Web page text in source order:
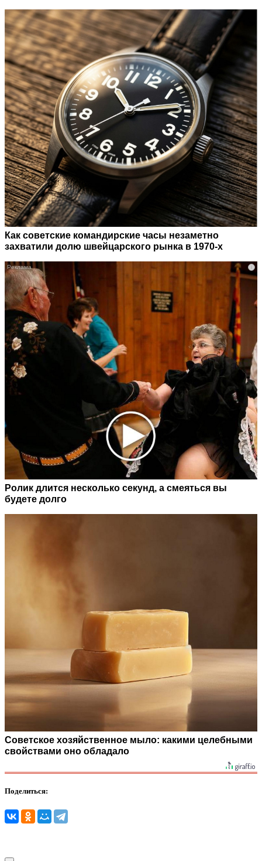
Как советские командирские часы незаметно
захватили долю швейцарского рынка в 1970-х
i
Ролик длится несколько секунд, а смеяться вы
будете долго
Советское хозяйственное мыло: какими целебными
свойствами оно обладало
Поделиться: